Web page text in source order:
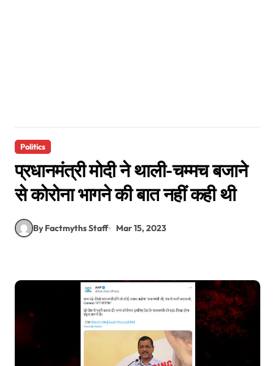
Politics
प्रधानमंत्री मोदी ने थाली-चम्मच बजाने
से कोरोना भागने की बात नहीं कही थी
By Factmyths Staff Mar 15, 2023